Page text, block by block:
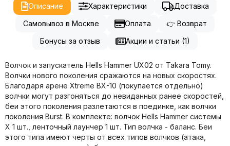
Описание Характеристики
Доставка
Самовывоз в Москве
Оплата
👉 Возврат
Бонусы за отзыв
Акции и статьи (1)
Волчок и запускатель Hells Hammer UX02 от Takara Tomy.
Волчки нового поколения сражаются на новых скоростях.
Благодаря арене Xtreme BX-10 (покупается отдельно)
волчки могут разгоняться до невиданных ранее скоростей,
беи этого поколения разлетаются в поединке, как волчки
поколения Burst. В комплекте: волчок Hells Hammer системы
X 1 шт., ленточный лаунчер 1 шт. Тип волчка - баланс. Беи
этого типа имеют черты от всех типов волчков (атака,